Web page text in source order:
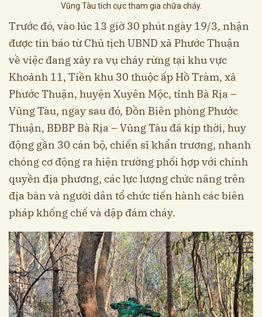
Vũng Tàu tích cực tham gia chữa cháy.
Trước đó, vào lúc 13 giờ 30 phút ngày 19/3, nhận
được tin báo từ Chủ tịch UBND xã Phước Thuận
về việc đang xảy ra vụ cháy rừng tại khu vực
Khoảnh 11, Tiền khu 30 thuộc ấp Hồ Tràm, xã
Phước Thuận, huyện Xuyên Mộc, tỉnh Bà Rịa –
Vũng Tàu, ngay sau đó, Đồn Biên phòng Phước
Thuận, BĐBP Bà Rịa – Vũng Tàu đã kịp thời, huy
động gần 30 cán bộ, chiến sĩ khẩn trương, nhanh
chóng cơ động ra hiện trường phối hợp với chính
quyền địa phương, các lực lượng chức năng trên
địa bàn và người dân tổ chức tiến hành các biên
pháp khống chế và dập đám cháy.